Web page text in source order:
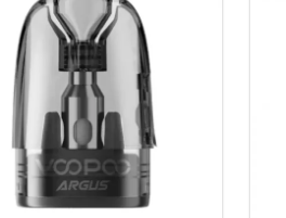
картриджи на
систему в отличном состоянии. Для
за количеством жидкости. Для этого
и проверять: если он пуст,
обратить внимание на состояние
контакты устройства, чтобы